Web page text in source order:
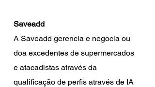
Saveadd
A Saveadd gerencia e negocia ou
doa excedentes de supermercados
e atacadistas através da
qualificação de perfis através de IA